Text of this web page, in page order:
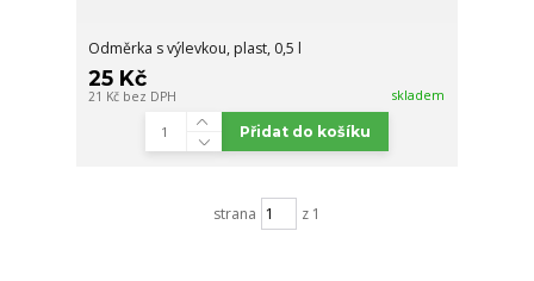
Odměrka s výlevkou, plast, 0,5 l
25 Kč
21 Kč bez DPH skladem
Přidat do košíku
strana z 1